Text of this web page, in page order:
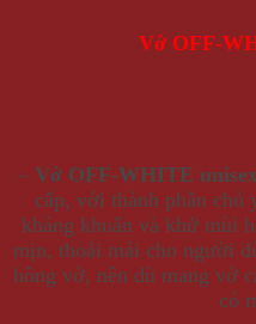
Vớ OFF-
– Vớ OFF-WHITE
cấp, với thành phần chủ
kháng khuẩn và khử mùi
mịn, thoải mái cho người
hông vớ, nên dù mang vớ
có